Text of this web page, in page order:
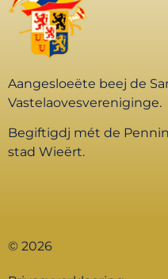
Aangesloeëte beej de
Vastelaovesvereniginge.
Begiftigdj mét de
stad Wieërt.
© 2026